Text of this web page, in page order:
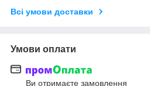
Всі умови доставки
Умови оплати
Ви отримаєте замовлення